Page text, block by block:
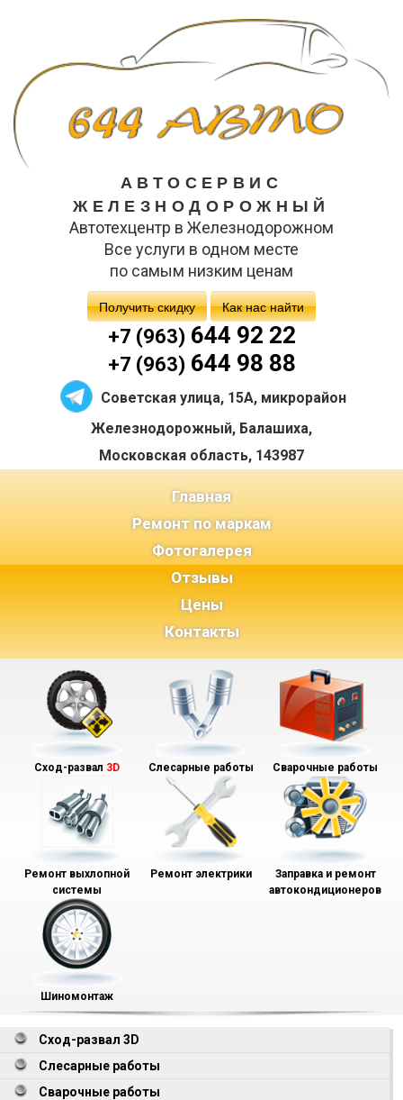
АВТОСЕРВИС
ЖЕЛЕЗНОДОРОЖНЫЙ
Автотехцентр в Железнодорожном
Все услуги в одном месте
по самым низким ценам
Получить скидку Как нас найти
+7 (963)644 92 22
+7 (963)644 98 88
Советская улица, 15А, микрорайон
Железнодорожный, Балашиха,
Московская область, 143987
Главная(current)
Ремонт по маркам
Фотогалерея
Отзывы
Цены
Контакты
Сход-развал 3D Слесарные работы Сварочные работы
Ремонт выхлопной
системы
Ремонт электрики
Заправка и ремонт
автокондиционеров
Шиномонтаж
Сход-развал 3D
Слесарные работы
Сварочные работы